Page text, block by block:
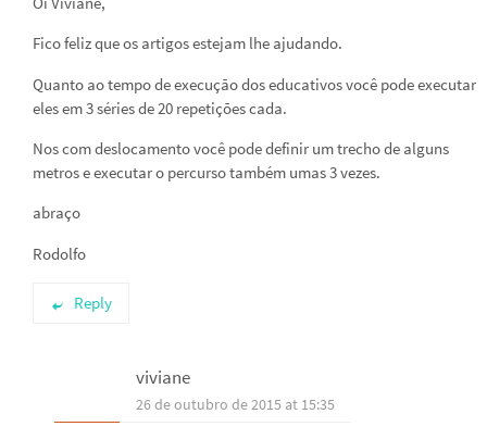
Fico feliz que os artigos estejam lhe ajudando.
Quanto ao tempo de execução dos educativos você pode executar
eles em 3 séries de 20 repetições cada.
Nos com deslocamento você pode definir um trecho de alguns
metros e executar o percurso também umas 3 vezes.
abraço
Rodolfo
Reply
viviane
26 de outubro de 2015 at 15:35